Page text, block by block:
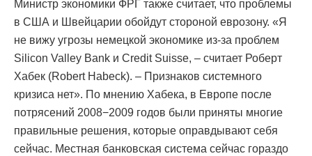
Министр экономики ФРГ также считает, что проблемы
в США и Швейцарии обойдут стороной еврозону. «Я
не вижу угрозы немецкой экономике из-за проблем
Silicon Valley Bank и Credit Suisse, – считает Роберт
Хабек (Robert Habeck). – Признаков системного
кризиса нет». По мнению Хабека, в Европе после
потрясений 2008−2009 годов были приняты многие
правильные решения, которые оправдывают себя
сейчас. Местная банковская система сейчас гораздо